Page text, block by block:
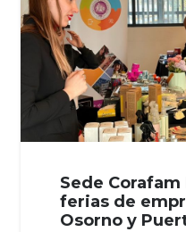
Sede
ferias de
Osorno y